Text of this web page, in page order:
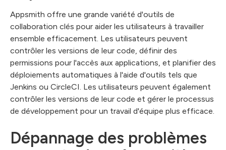
Appsmith offre une grande variété d'outils de
collaboration clés pour aider les utilisateurs à travailler
ensemble efficacement. Les utilisateurs peuvent
contrôler les versions de leur code, définir des
permissions pour l'accès aux applications, et planifier des
déploiements automatiques à l'aide d'outils tels que
Jenkins ou CircleCI. Les utilisateurs peuvent également
contrôler les versions de leur code et gérer le processus
de développement pour un travail d'équipe plus efficace.
Dépannage des problèmes